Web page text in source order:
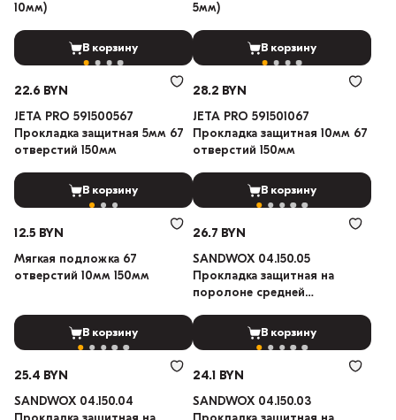
10мм)
В корзину
5мм)
В корзину
22.6 BYN
JETA PRO 591500567
Прокладка защитная 5мм 67
отверстий 150мм
В корзину
28.2 BYN
JETA PRO 591501067
Прокладка защитная 10мм 67
отверстий 150мм
В корзину
12.5 BYN
Мягкая подложка 67
отверстий 10мм 150мм
В корзину
26.7 BYN
SANDWOX 04.150.05
Прокладка защитная на
поролоне средней
отверстий 150ммВ корзину
25.4 BYN
SANDWOX 04.150.04
24.1 BYN
SANDWOX 04.150.03